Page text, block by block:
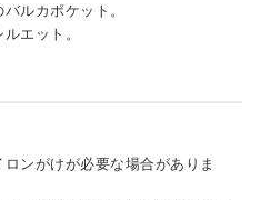
ルカポケット。
エット。
ンがけが必要な場合がありま